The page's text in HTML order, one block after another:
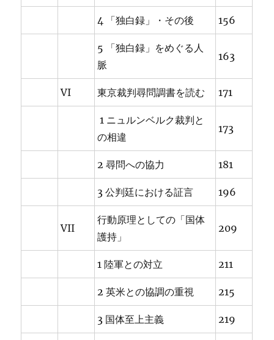
4 「独白録」・その後 156
5 「独白録」をめぐる人
脈
163
VI 東京裁判尋問調書を読む 171
1 ニュルンベルク裁判と
の相違
173
2 尋問への協力 181
3 公判廷における証言 196
VII
行動原理としての「国体
護持」
209
1 陸軍との対立 211
2 英米との協調の重視 215
3 国体至上主義 219